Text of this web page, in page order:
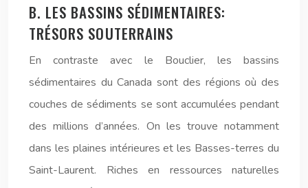
B. LES BASSINS SÉDIMENTAIRES:
TRÉSORS SOUTERRAINS
En contraste avec le Bouclier, les bassins
sédimentaires du Canada sont des régions où des
couches de sédiments se sont accumulées pendant
des millions d’années. On les trouve notamment
dans les plaines intérieures et les Basses-terres du
Saint-Laurent. Riches en ressources naturelles